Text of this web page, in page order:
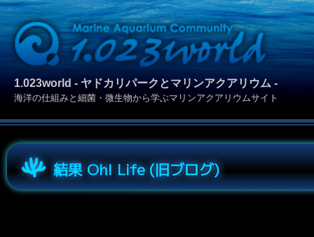
1.023world - ヤドカリパークとマリンアクアリウム -
海洋の仕組みと細菌・微生物から学ぶマリンアクアリウムサイト
結果 Oh! Life (旧ブログ)